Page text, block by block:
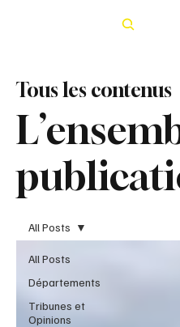
Tous les contenus
All Posts
Départements
Tribunes et
Opinions
All Posts